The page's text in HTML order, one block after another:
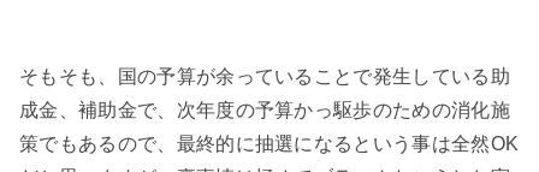
そもそも、国の予算が余っていることで発生している助
成金、補助金で、次年度の予算かっ駆歩のための消化施
策でもあるので、最終的に抽選になるという事は全然OK